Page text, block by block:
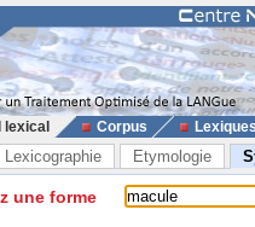
lexical Corpus
Lexicographie Etymologie
une forme